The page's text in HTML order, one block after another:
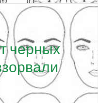
черных